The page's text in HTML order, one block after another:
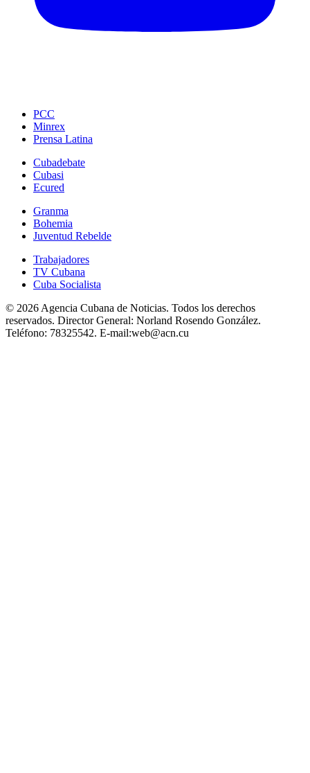
PCC
Minrex
Prensa Latina
Cubadebate
Cubasi
Ecured
Granma
Bohemia
Juventud Rebelde
Trabajadores
TV Cubana
Cuba Socialista
© 2026 Agencia Cubana de Noticias. Todos los derechos
reservados. Director General: Norland Rosendo González.
Teléfono: 78325542. E-mail:web@acn.cu